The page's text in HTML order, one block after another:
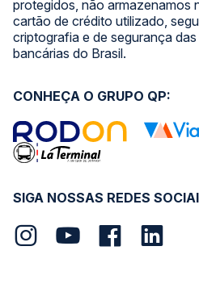
protegidos, não armazenamos
cartão de crédito utilizado,
criptografia e de segurança
bancárias do Brasil.
SIGA NOSSAS REDES
CONHEÇA O GRUPO QP: